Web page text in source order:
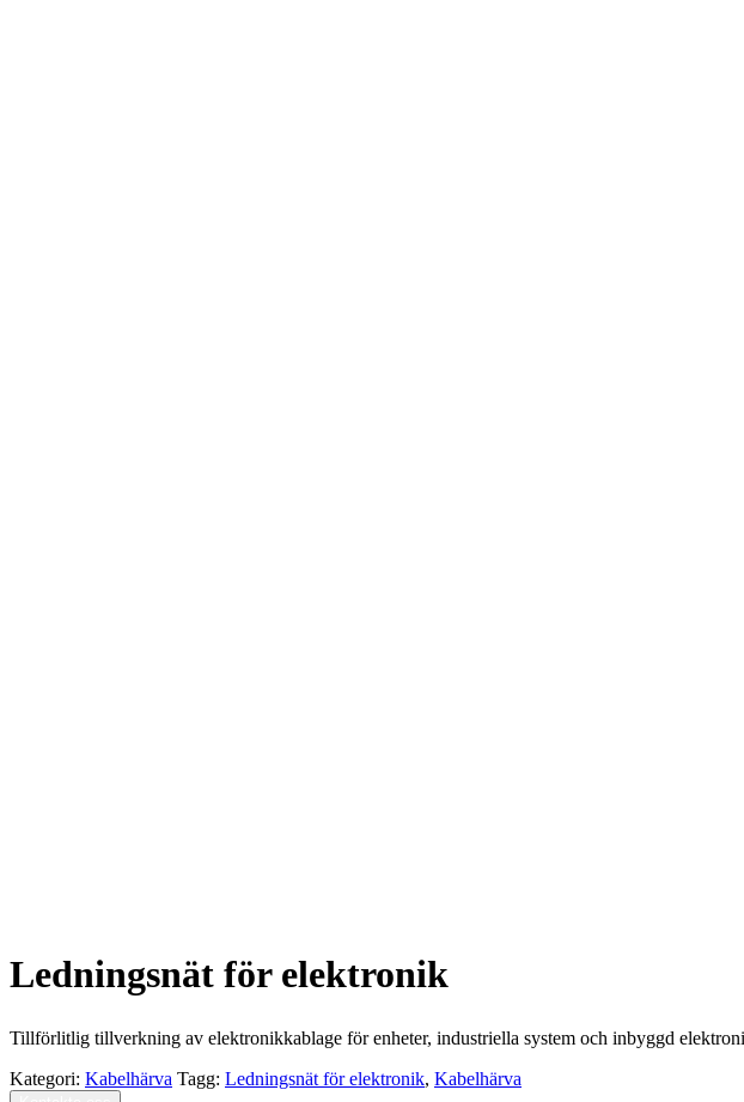
Ledningsnät för elektronik
Tillförlitlig tillverkning av elektronikkablage för enheter, industriella system och inbyggd
Kategori: Kabelhärva Tagg: Ledningsnät för elektronik, Kabelhärva